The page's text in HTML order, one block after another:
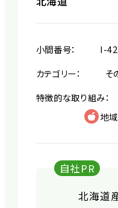
小間番号：
I-42
カテゴリー：
そ
特徴的な取り組み：
地
自社PR
北海道